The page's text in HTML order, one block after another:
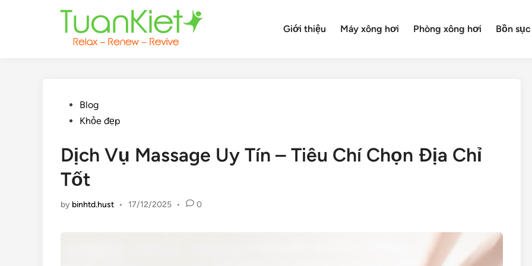
Giới thiệu Máy xông hơi Phòng xông hơi Bồn sục
PostedBlog
Khỏe đẹp
Dịch Vụ Massage Uy Tín – Tiêu Chí Chọn Địa Chỉ
Tốt
by binhtd.hust • 17/12/2025 • 0